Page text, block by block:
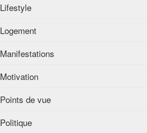
Lifestyle
Logement
Manifestations
Motivation
Points de vue
Politique